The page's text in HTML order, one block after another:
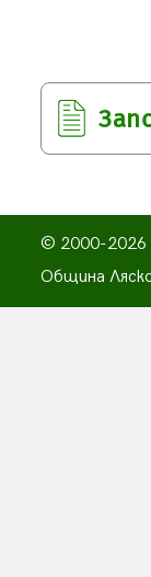
© 2000-2026
Община